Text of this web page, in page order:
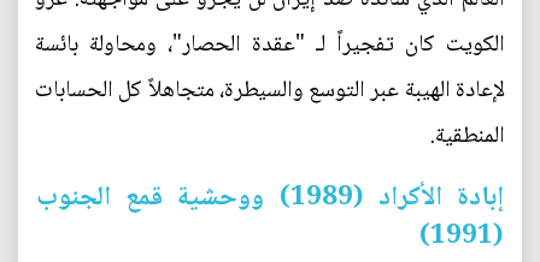
الكويت كان تفجيراً لـ "عقدة الحصار"، ومحاولة بائسة
لإعادة الهيبة عبر التوسع والسيطرة، متجاهلاً كل الحسابات
المنطقية.
إبادة الأكراد (1989) ووحشية قمع الجنوب
(1991)